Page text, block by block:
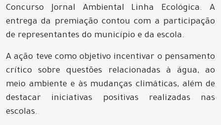
Concurso Jornal Ambiental Linha Ecológica. A
entrega da premiação contou com a participação
de representantes do município e da escola.
A ação teve como objetivo incentivar o pensamento
crítico sobre questões relacionadas à água, ao
meio ambiente e às mudanças climáticas, além de
destacar iniciativas positivas realizadas nas
escolas.